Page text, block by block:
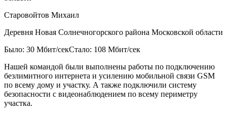
Старовойтов Михаил
Деревня Новая Солнечногорского района Московской области
Было: 30 Мбит/секСтало: 108 Мбит/сек
Нашей командой были выполнены работы по подключению
безлимитного интернета и усилению мобильной связи GSM
по всему дому и участку. А также подключили систему
безопасности с видеонаблюдением по всему периметру
участка.